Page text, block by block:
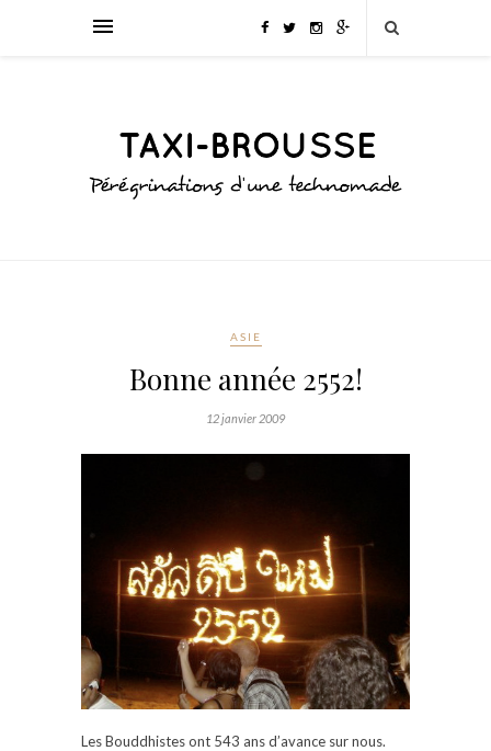
ASIE
Bonne année 2552!
12 janvier 2009
Les Bouddhistes ont 543 ans d’avance sur nous.